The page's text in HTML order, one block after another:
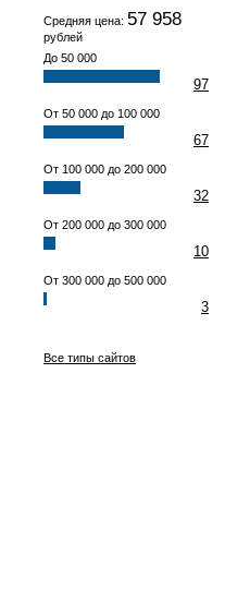
Средняя цена: 57 958
рублей
До 50 000
97
От 50 000 до 100 000
67
От 100 000 до 200 000
32
От 200 000 до 300 000
10
От 300 000 до 500 000
3
Все типы сайтов